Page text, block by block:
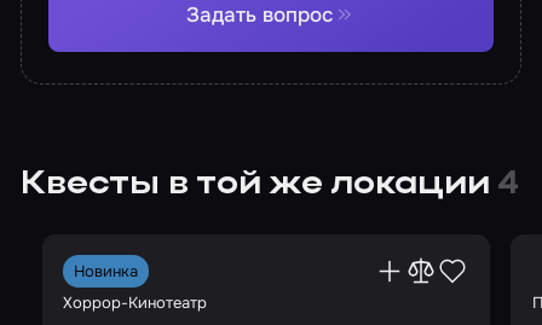
Задать вопрос
Квесты в той же локации 4
Новинка
Хоррор-Кинотеатр